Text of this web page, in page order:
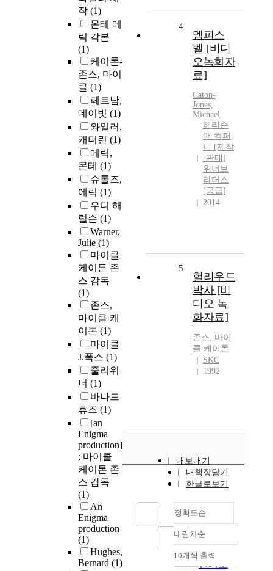
작 (1)
몬테 메
릭 각본
(1)
케이톤-
존스, 마이
클 (1)
페트남,
데이빗 (1)
와일러,
캐더린 (1)
메릭,
몬테 (1)
슈톨즈,
에릭 (1)
우디 해
럴슨 (1)
Warner,
Julie (1)
마이클
케이튼 존
스 감독
(1)
존스,
마이클 케
이톤 (1)
마이클
J.폭스 (1)
줄리워
너 (1)
바나드
휴즈 (1)
[an
Enigma
production]
; 마이클
케이톤 존
스 감독
(1)
An
Enigma
production
(1)
Hughes,
Bernard (1)
4
멤피스
벨 [비디
오녹화자
료]
Caton-
Jones,
Michael
해리슨
앤 컴퍼
니 [제작
·판매]
위너브
라더스
[공급]
2014
5
헐리우드
박사 [비
디오 녹
화자료]
존스, 마이
클 케이톤
SKC
1992
내보내기
내책장담기
한글로보기
정확도순
정확도
순
인기도
내림차순
내림차순
10개씩 출력